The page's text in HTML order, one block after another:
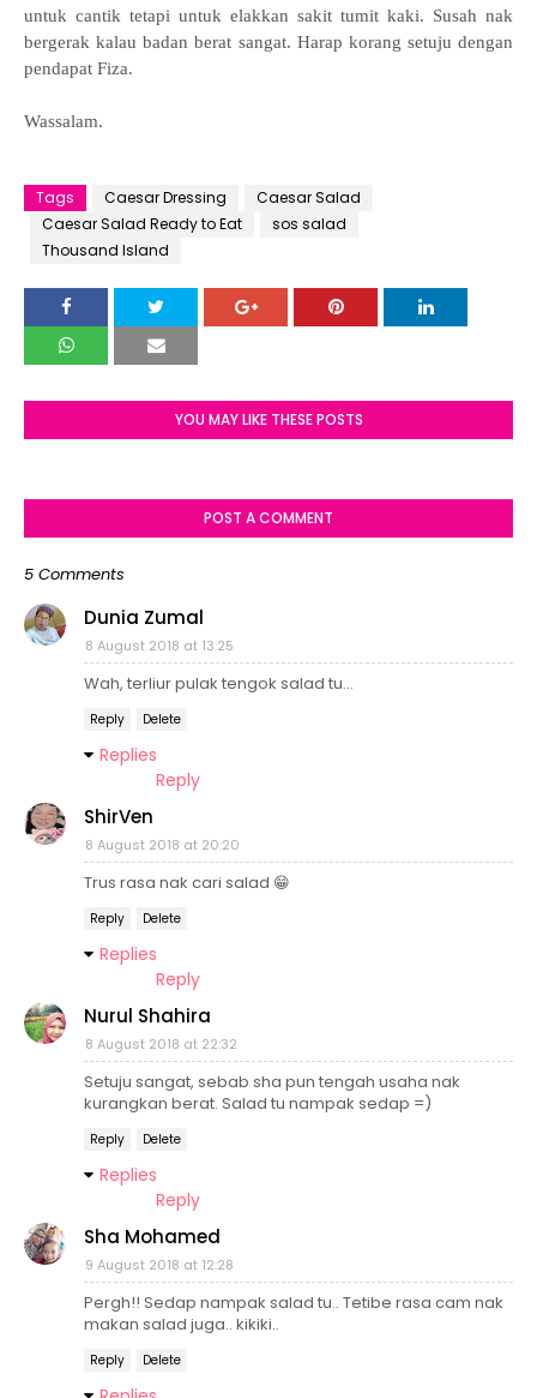
untuk cantik tetapi untuk elakkan sakit tumit kaki. Susah nak
bergerak kalau badan berat sangat. Harap korang setuju dengan
pendapat Fiza.
Wassalam.
Tags Caesar Dressing
Caesar Salad
Caesar Salad Ready to Eat
sos salad
Thousand Island
YOU MAY LIKE THESE POSTS
POST A COMMENT
5 Comments
Dunia Zumal
8 August 2018 at 13:25
Wah, terliur pulak tengok salad tu...
Reply Delete
Replies
Reply
ShirVen
8 August 2018 at 20:20
Trus rasa nak cari salad 😁
Reply Delete
Replies
Reply
Nurul Shahira
8 August 2018 at 22:32
Setuju sangat, sebab sha pun tengah usaha nak
kurangkan berat. Salad tu nampak sedap =)
Reply Delete
Replies
Reply
Sha Mohamed
9 August 2018 at 12:28
Pergh!! Sedap nampak salad tu.. Tetibe rasa cam nak
makan salad juga.. kikiki..
Reply Delete